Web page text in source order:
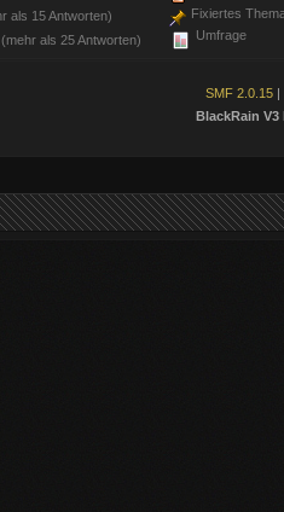
als 15 Antworten)
als 25 Antworten)
Fixiertes
Umfrage
SMF 2.0.15 |
BlackRain V3